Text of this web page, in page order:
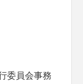
委員会事務